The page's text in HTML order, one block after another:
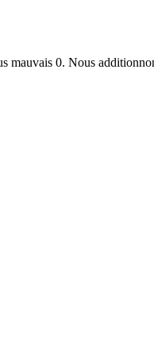
mauvais 0. Nous